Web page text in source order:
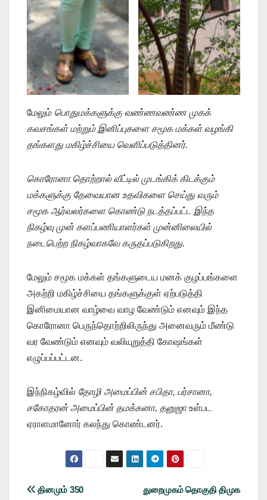
மேலும் பொதுமக்களுக்கு வண்ணவண்ண முகக்
கவசங்கள் மற்றும் இனிப்புகளை சமூக மக்கள் வழங்கி
தங்களது மகிழ்ச்சியை வெளிப்படுத்தினர்.
கொரோனா தொற்றால் வீட்டில் முடங்கிக் கிடக்கும்
மக்களுக்கு தேவையான உதவிகளை செய்து வரும்
சமூக ஆர்வலர்களை கொண்டு நடத்தப்பட்ட இந்த
நிகழ்வு முன் களப்பணியாளர்கள் முன்னிலையில்
நடைபெற்ற நிகழ்வாகவே கருதப்படுகிறது.
மேலும் சமூக மக்கள் தங்களுடைய மனக் குழப்பங்களை
அகற்றி மகிழ்ச்சியை தங்களுக்குள் ஏற்படுத்தி
இனிமையான வாழ்வை வாழ வேண்டும் எனவும் இந்த
கொரோனா பெருந்தொற்றிலிருந்து அனைவரும் மீண்டு
வர வேண்டும் எனவும் வலியுறுத்தி கோஷங்கள்
எழுப்பப்பட்டன.
இந்நிகழ்வில் தோழி அமைப்பின் சபிதா, பர்சானா,
சகோதரன் அமைப்பின் தமக்கனா, தனுஜாஉள்பட
ஏராளமானோர் கலந்து கொண்டனர்.
Post
துறைமுகம் தொகுதி திமுக
தினமும் 350